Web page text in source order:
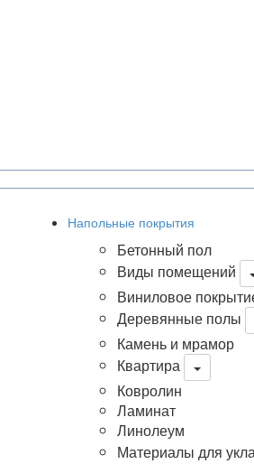
Напольные покрытия
Бетонный пол
Виды помещений
Виниловое
Деревянные полы
Камень и мрамор
Квартира
Ковролин
Ламинат
Линолеум
Материалы для